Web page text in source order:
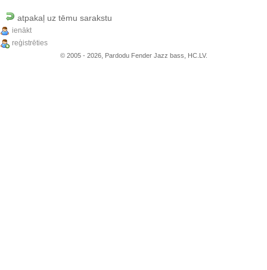
atpakaļ uz tēmu sarakstu
ienākt
reģistrēties
© 2005 - 2026, Pardodu Fender Jazz bass, HC.LV.